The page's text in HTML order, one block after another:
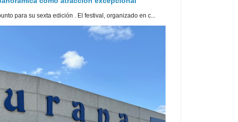
para su sexta edición . El festival, organizado en c...